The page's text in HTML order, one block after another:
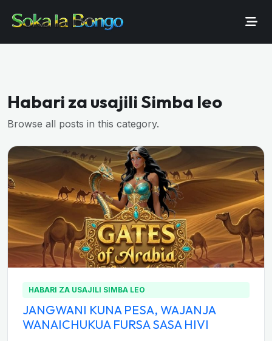
Habari za usajili Simba leo
Browse all posts in this category.
HABARI ZA USAJILI SIMBA LEO
JANGWANI KUNA PESA, WAJANJA
WANAICHUKUA FURSA SASA HIVI